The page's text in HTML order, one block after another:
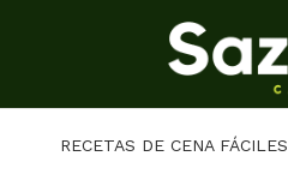
RECETAS DE CENA FÁCILES